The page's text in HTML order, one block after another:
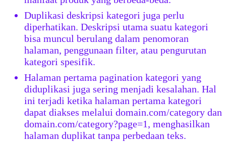
Duplikasi deskripsi kategori juga perlu
diperhatikan. Deskripsi utama suatu kategori
bisa muncul berulang dalam penomoran
halaman, penggunaan filter, atau pengurutan
kategori spesifik.
Halaman pertama pagination kategori yang
diduplikasi juga sering menjadi kesalahan. Hal
ini terjadi ketika halaman pertama kategori
dapat diakses melalui domain.com/category dan
domain.com/category?page=1, menghasilkan
halaman duplikat tanpa perbedaan teks.